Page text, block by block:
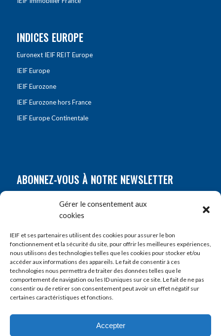
Gérer le consentement aux
cookies
IEIF et ses partenaires utilisent des cookies pour assurer le bon
fonctionnement et la sécurité du site, pour offrir les meilleures expériences,
nous utilisons des technologies telles que les cookies pour stocker et/ou
accéder aux informations des appareils. Le fait de consentir à ces
technologies nous permettra de traiter des données telles que le
comportement de navigation ou les ID uniques sur ce site. Le fait de ne pas
consentir ou de retirer son consentement peut avoir un effet négatif sur
certaines caractéristiques et fonctions.
Accepter
INDICES EUROPE
Euronext IEIF REIT Europe
IEIF Europe
IEIF Eurozone
IEIF Eurozone hors France
IEIF Europe Continentale
ABONNEZ-VOUS À NOTRE NEWSLETTER
Prénom*
E-mail*